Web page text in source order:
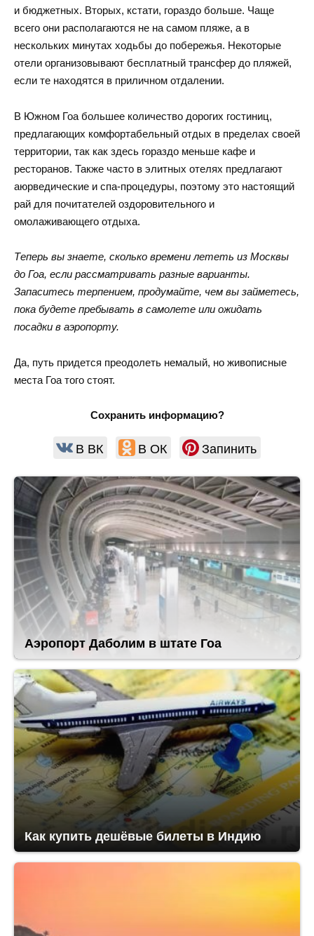
и бюджетных. Вторых, кстати, гораздо больше. Чаще
всего они располагаются не на самом пляже, а в
нескольких минутах ходьбы до побережья. Некоторые
отели организовывают бесплатный трансфер до пляжей,
если те находятся в приличном отдалении.
В Южном Гоа большее количество дорогих гостиниц,
предлагающих комфортабельный отдых в пределах своей
территории, так как здесь гораздо меньше кафе и
ресторанов. Также часто в элитных отелях предлагают
аюрведические и спа-процедуры, поэтому это настоящий
рай для почитателей оздоровительного и
омолаживающего отдыха.
Теперь вы знаете, сколько времени лететь из Москвы
до Гоа, если рассматривать разные варианты.
Запаситесь терпением, продумайте, чем вы займетесь,
пока будете пребывать в самолете или ожидать
посадки в аэропорту.
Да, путь придется преодолеть немалый, но живописные
места Гоа того стоят.
Сохранить информацию?
В ВК В ОК Запинить
Аэропорт Даболим в штате Гоа
Как купить дешёвые билеты в Индию